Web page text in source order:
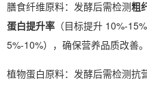
膳食纤维原料：发酵后需检测粗
蛋白提升率 （目标提升 10%-
5%-10%），确保营养品质改善。
植物蛋白原料：发酵后需检测抗